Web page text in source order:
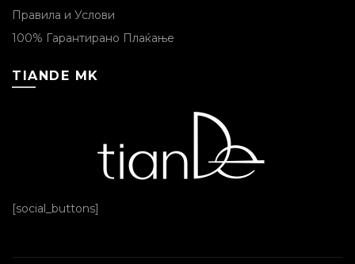
Правила и Услови
100% Гарантирано Плаќање
TIANDE MK
[social_buttons]